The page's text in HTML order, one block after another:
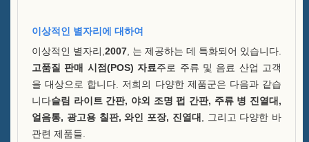
케이스 E LED 스퀘어 아이스
버킷
케이스 D X 모양 레진 디스플
레이
케이스 C 롤링 아이스 쿨러
이상적인 별자리에 대하여
이상적인 별자리, 2007 , 는 제공하는 데 특화되어 있습니다.
고품질 판매 시점(POS) 자료주로 주류 및 음료 산업 고객
을 대상으로 합니다. 저희의 다양한 제품군은 다음과 같습
니다슬림 라이트 간판, 야외 조명 펍 간판, 주류 병 진열대,
얼음통, 광고용 칠판, 와인 포장, 진열대
, 그리고 다양한 바
관련 제품들.